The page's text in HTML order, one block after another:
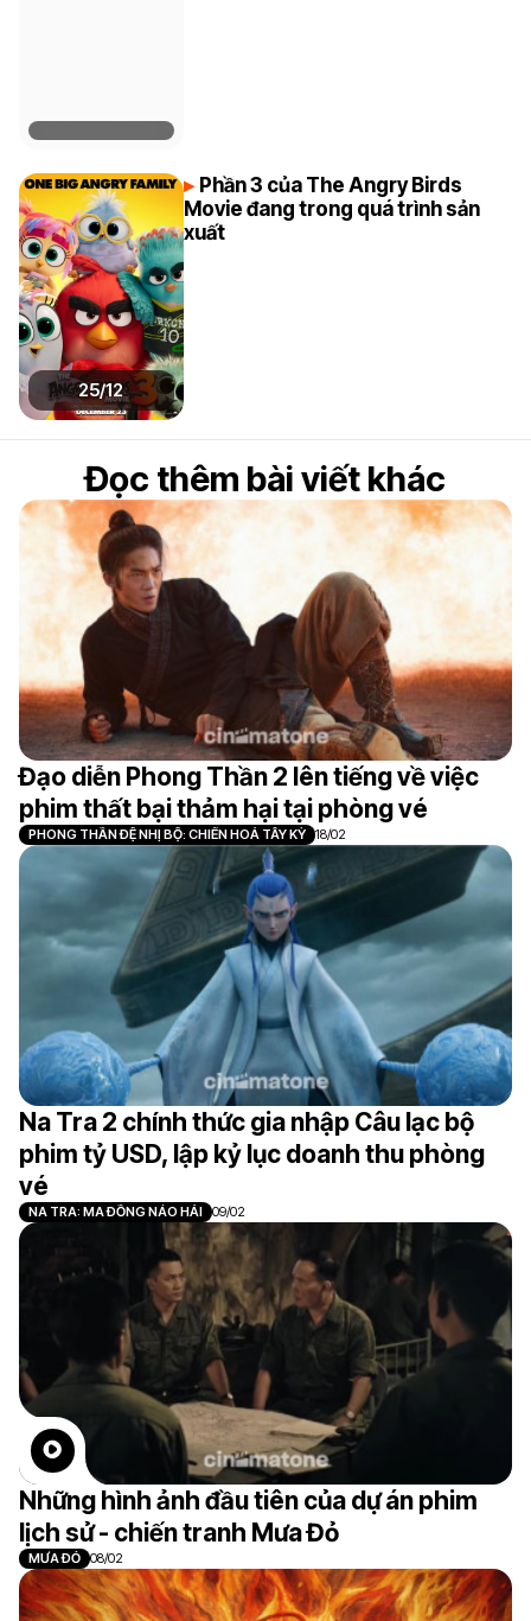
25/12
Phần 3 của The Angry Birds
Movie đang trong quá trình sản
xuất
Đọc thêm bài viết khác
Đạo diễn Phong Thần 2 lên tiếng về việc
phim thất bại thảm hại tại phòng vé
PHONG THẦN ĐỆ NHỊ BỘ: CHIẾN HOẢ TÂY KỲ 18/02
Na Tra 2 chính thức gia nhập Câu lạc bộ
phim tỷ USD, lập kỷ lục doanh thu phòng
vé
NA TRA: MA ĐỒNG NÁO HẢI 09/02
Những hình ảnh đầu tiên của dự án phim
lịch sử - chiến tranh Mưa Đỏ
MƯA ĐỎ 08/02